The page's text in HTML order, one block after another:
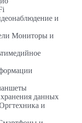
и
Мониторы и
данных
и